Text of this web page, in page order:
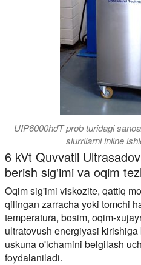
UIP6000hdT prob turidagi
slurrilarni inline
6 kVt Quvvatli
berish sig'imi va oqim
Oqim sig'imi viskozite, qattiq
qilingan zarracha yoki tomchi
temperatura, bosim, oqim-
ultratovush energiyasi
uskuna o'lchamini belgilash
foydalaniladi.